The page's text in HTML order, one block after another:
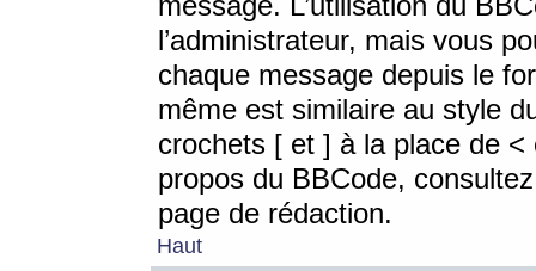
l’administrateur, mais vous
chaque message depuis le
même est similaire au style
crochets [ et ] à la place de <
propos du BBCode,
page de rédaction.
Haut